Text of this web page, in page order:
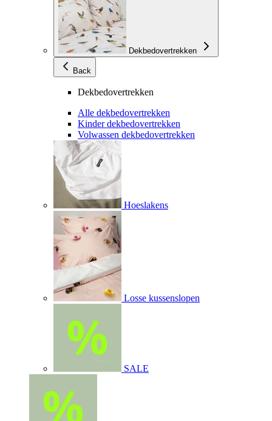
Dekbedovertrekken
Back
Dekbedovertrekken
Alle dekbedovertrekken
Kinder dekbedovertrekken
Volwassen dekbedovertrekken
Hoeslakens
Losse kussenslopen
SALE